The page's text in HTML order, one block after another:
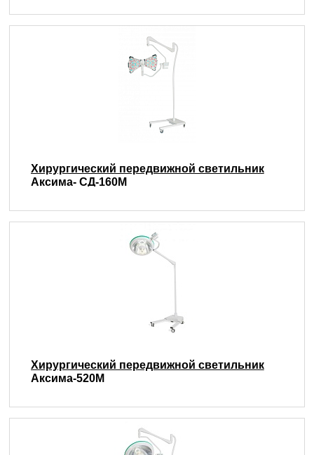
Хирургический передвижной светильник
Аксима- СД-160М
Хирургический передвижной светильник
Аксима-520М